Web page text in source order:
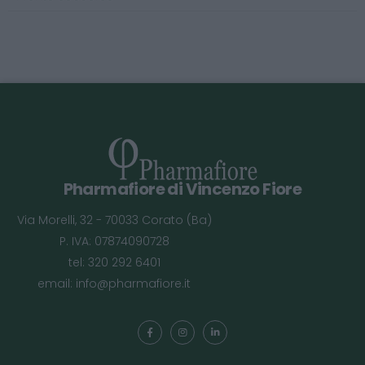
Pharmafiore di Vincenzo Fiore
Via Morelli, 32 - 70033 Corato (Ba)
P. IVA: 07874090728
tel: 320 292 6401
email: info@pharmafiore.it